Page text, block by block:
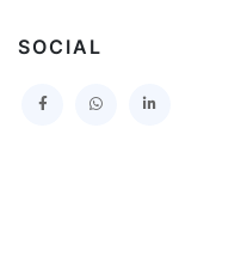
SERVICIO DE SALUD
SOCIAL